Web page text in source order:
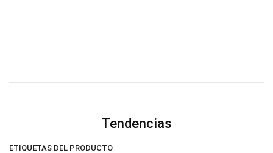
Tendencias
ETIQUETAS DEL PRODUCTO